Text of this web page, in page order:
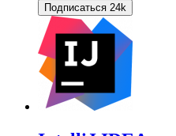
Подписаться 24k